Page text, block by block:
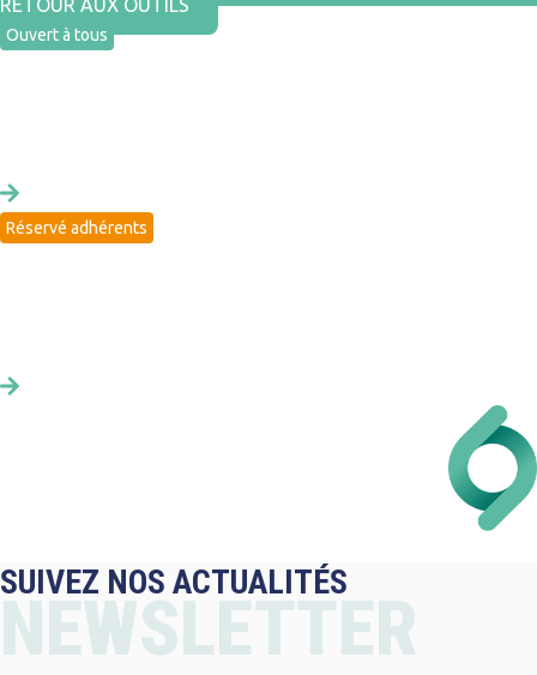
RETOUR AUX OUTILS
Ouvert à tous
Réservé adhérents
SUIVEZ NOS ACTUALITÉS
NEWSLETTER